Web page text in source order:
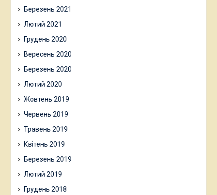
Березень 2021
Лютий 2021
Грудень 2020
Вересень 2020
Березень 2020
Лютий 2020
Жовтень 2019
Червень 2019
Травень 2019
Квітень 2019
Березень 2019
Лютий 2019
Грудень 2018